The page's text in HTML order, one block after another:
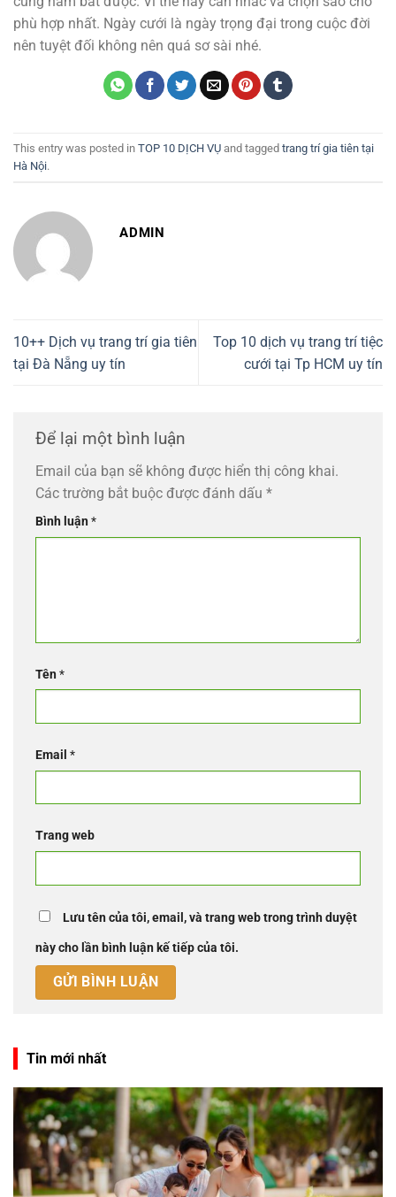
phù hợp nhất. Ngày cưới là ngày trọng đại trong cuộc đời
nên tuyệt đối không nên quá sơ sài nhé.
This entry was posted in TOP 10 DỊCH VỤ and tagged trang trí gia tiên tại
Hà Nội.
ADMIN
10++ Dịch vụ trang trí gia tiên
tại Đà Nẵng uy tín
Top 10 dịch vụ trang trí tiệc
cưới tại Tp HCM uy tín
Để lại một bình luận
Email của bạn sẽ không được hiển thị công khai.
Các trường bắt buộc được đánh dấu *
Bình luận*
Tên*
Email *
Trang web
Lưu tên của tôi, email, và trang web trong trình duyệt
này cho lần bình luận kế tiếp của tôi.
Tin mới nhất